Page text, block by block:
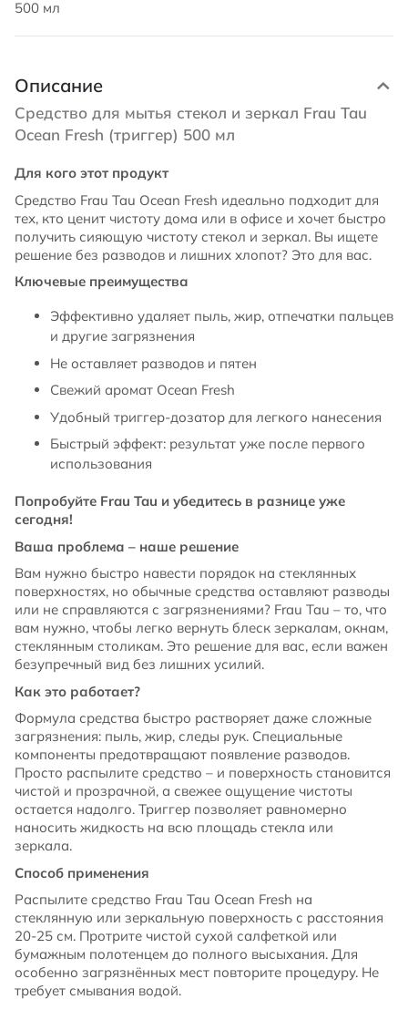
500 мл
Описание
Средство для мытья стекол и зеркал Frau Tau
Ocean Fresh (триггер) 500 мл
Для кого этот продукт
Средство Frau Tau Ocean Fresh идеально подходит для
тех, кто ценит чистоту дома или в офисе и хочет быстро
получить сияющую чистоту стекол и зеркал. Вы ищете
решение без разводов и лишних хлопот? Это для вас.
Ключевые преимущества
Эффективно удаляет пыль, жир, отпечатки пальцев
и другие загрязнения
Не оставляет разводов и пятен
Свежий аромат Ocean Fresh
Удобный триггер-дозатор для легкого нанесения
Быстрый эффект: результат уже после первого
использования
Попробуйте Frau Tau и убедитесь в разнице уже
сегодня!
Ваша проблема – наше решение
Вам нужно быстро навести порядок на стеклянных
поверхностях, но обычные средства оставляют разводы
или не справляются с загрязнениями? Frau Tau – то, что
вам нужно, чтобы легко вернуть блеск зеркалам, окнам,
стеклянным столикам. Это решение для вас, если важен
безупречный вид без лишних усилий.
Как это работает?
Формула средства быстро растворяет даже сложные
загрязнения: пыль, жир, следы рук. Специальные
компоненты предотвращают появление разводов.
Просто распылите средство – и поверхность становится
чистой и прозрачной, а свежее ощущение чистоты
остается надолго. Триггер позволяет равномерно
наносить жидкость на всю площадь стекла или
зеркала.
Способ применения
Распылите средство Frau Tau Ocean Fresh на
стеклянную или зеркальную поверхность с расстояния
20-25 см. Протрите чистой сухой салфеткой или
бумажным полотенцем до полного высыхания. Для
особенно загрязнённых мест повторите процедуру. Не
требует смывания водой.